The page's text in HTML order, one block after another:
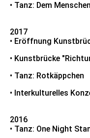
• Tanz: Dem
2017
• Eröffnung
• Kunstbrücke
• Tanz: Rotkäppchen
• Interkulturelles
2016
• Tanz: One Night